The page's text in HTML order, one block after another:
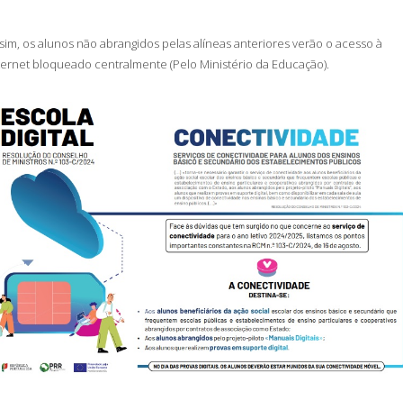
os alunos não abrangidos pelas alíneas anteriores verão o acesso à
bloqueado centralmente (Pelo Ministério da Educação).